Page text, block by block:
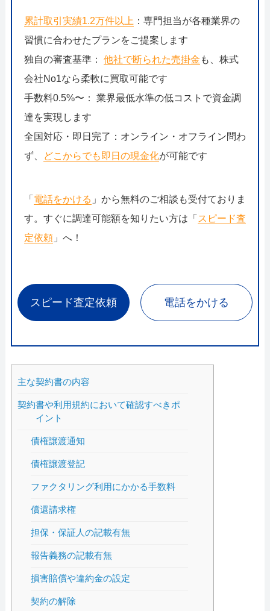
累計取引実績1.2万件以上 ：専門担当が各種業界の
習慣に合わせたプランをご提案します
独自の審査基準： 他社で断られた売掛金 も、株式
会社No1なら柔軟に買取可能です
手数料0.5%〜： 業界最低水準の低コストで資金調
達を実現します
全国対応・即日完了：オンライン・オフライン問わ
ず、
どこからでも即日の現金化が可能です
「 電話をかける 」から無料のご相談も受付ておりま
す。すぐに調達可能額を知りたい方は「 スピード査
定依頼」へ！
スピード査定依頼 電話をかける
主な契約書の内容
契約書や利用規約において確認すべきポ
イント
債権譲渡通知
債権譲渡登記
ファクタリング利用にかかる手数料
償還請求権
担保・保証人の記載有無
報告義務の記載有無
損害賠償や違約金の設定
契約の解除